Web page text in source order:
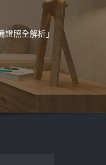
證照全解析」